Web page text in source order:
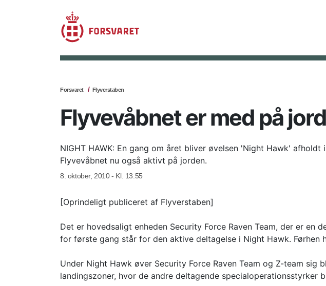
Forsvaret Flyverstaben
Flyvevåbnet er med på
NIGHT HAWK: En gang om året bliver øvelsen 'Night Hawk'
Flyvevåbnet nu også aktivt på jorden.
8. oktober, 2010 - Kl. 13.55
[Oprindeligt publiceret af Flyverstaben]
Det er hovedsaligt enheden Security Force Raven Team, der er
for første gang står for den aktive deltagelse i Night Hawk.
Under Night Hawk øver Security Force Raven Team og Z-team
landingszoner, hvor de andre deltagende specialoperationsstyrker